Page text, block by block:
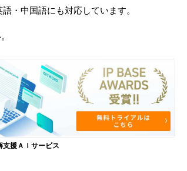
・中国語にも対応しています。
支援ＡＩサービス